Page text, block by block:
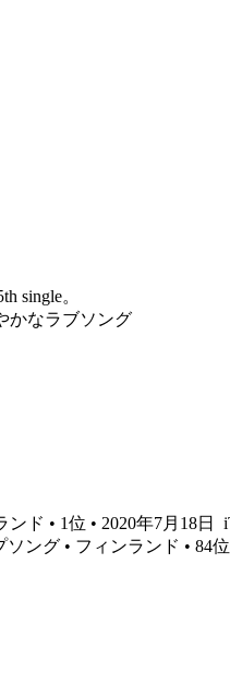
single。
かなラブソング
ド • 1位 • 2020年7月18日
ソング • フィンランド • 84